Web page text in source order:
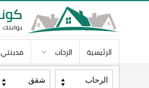
الرئيسية الرحاب مدينتي